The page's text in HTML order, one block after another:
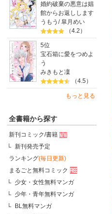
婚約破棄の悪意は娼
館からお返しします
うもう /皐月めい
（4.2）
5位
宝石箱に愛をつめよ
う
みきもと凜
（4.5）
もっと見る
全書籍から探す
新刊コミック/書籍
新刊発売予定
ランキング(毎日更新)
まるごと無料コミック
少女・女性無料マンガ
少年・青年無料マンガ
BL無料マンガ